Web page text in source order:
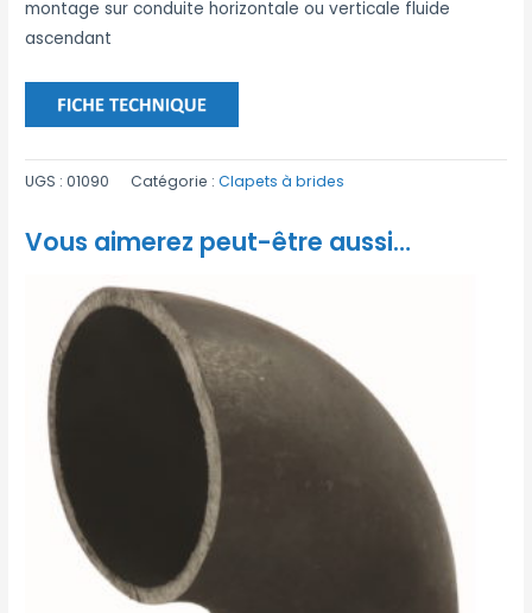
montage sur conduite horizontale ou verticale fluide
ascendant
UGS :01090 Catégorie :Clapets à brides
Vous aimerez peut-être aussi…